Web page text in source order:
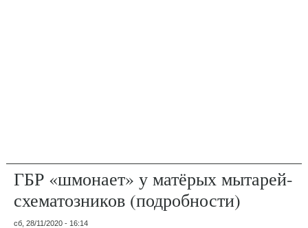
ГБР «шмонает» у матёрых мытарей-
схематозников (подробности)
сб, 28/11/2020 - 16:14